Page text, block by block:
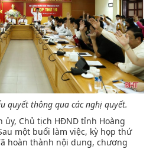
quyết thông qua các nghị quyết.
ủy, Chủ tịch HĐND tỉnh Hoàng
một buổi làm việc, kỳ họp thứ
hoàn thành nội dung, chương